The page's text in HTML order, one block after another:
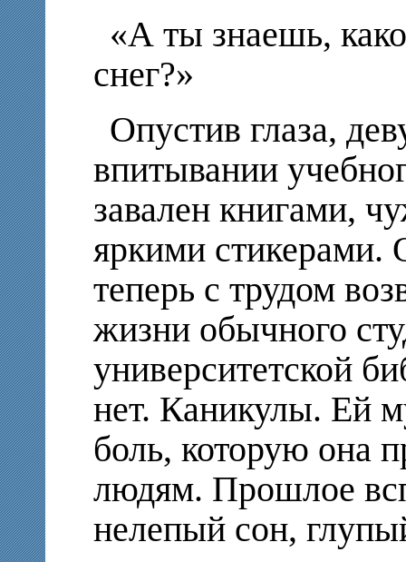
«А ты знаешь,
снег?»
Опустив глаза,
впитывании
завален книгами,
яркими стикерами.
теперь с трудом
жизни обычного
университетской
нет. Каникулы. Ей
боль, которую она
людям. Прошлое
нелепый сон,